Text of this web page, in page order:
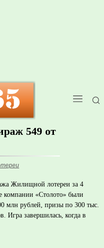
549 от
Жилищной лотереи за 4
«Столото» были
млн рублей, призы по 300 тыс.
Игра завершилась, когда в